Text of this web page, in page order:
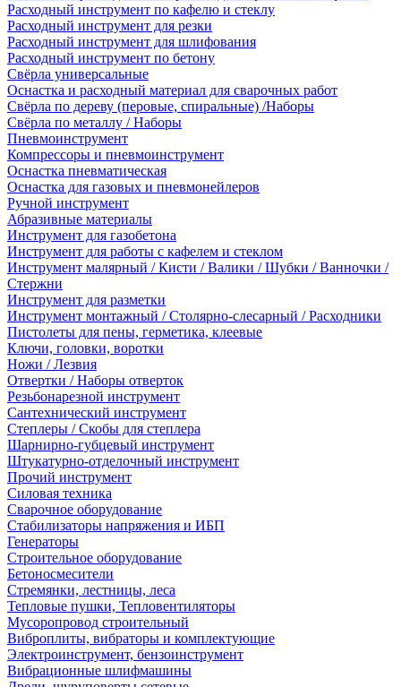
Расходный инструмент по кафелю и стеклу
Расходный инструмент для резки
Расходный инструмент для шлифования
Расходный инструмент по бетону
Свёрла универсальные
Оснастка и расходный материал для сварочных работ
Свёрла по дереву (перовые, спиральные) /Наборы
Свёрла по металлу / Наборы
Пневмоинструмент
Компрессоры и пневмоинструмент
Оснастка пневматическая
Оснастка для газовых и пневмонейлеров
Ручной инструмент
Абразивные материалы
Инструмент для газобетона
Инструмент для работы с кафелем и стеклом
Инструмент малярный / Кисти / Валики / Шубки / Ванночки /
Стержни
Инструмент для разметки
Инструмент монтажный / Столярно-слесарный / Расходники
Пистолеты для пены, герметика, клеевые
Ключи, головки, воротки
Ножи / Лезвия
Отвертки / Наборы отверток
Резьбонарезной инструмент
Сантехнический инструмент
Степлеры / Скобы для степлера
Шарнирно-губцевый инструмент
Штукатурно-отделочный инструмент
Прочий инструмент
Силовая техника
Сварочное оборудование
Стабилизаторы напряжения и ИБП
Генераторы
Строительное оборудование
Бетоносмесители
Стремянки, лестницы, леса
Тепловые пушки, Тепловентиляторы
Мусоропровод строительный
Виброплиты, вибраторы и комплектующие
Электроинструмент, бензоинструмент
Вибрационные шлифмашины